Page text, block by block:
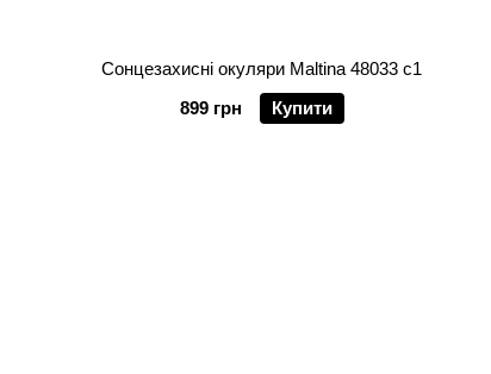
Сонцезахисні окуляри Maltina 48033 c1
899 грн
Купити